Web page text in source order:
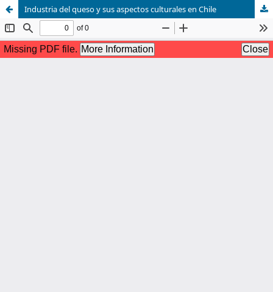
Industria del queso y sus aspectos culturales en Chile